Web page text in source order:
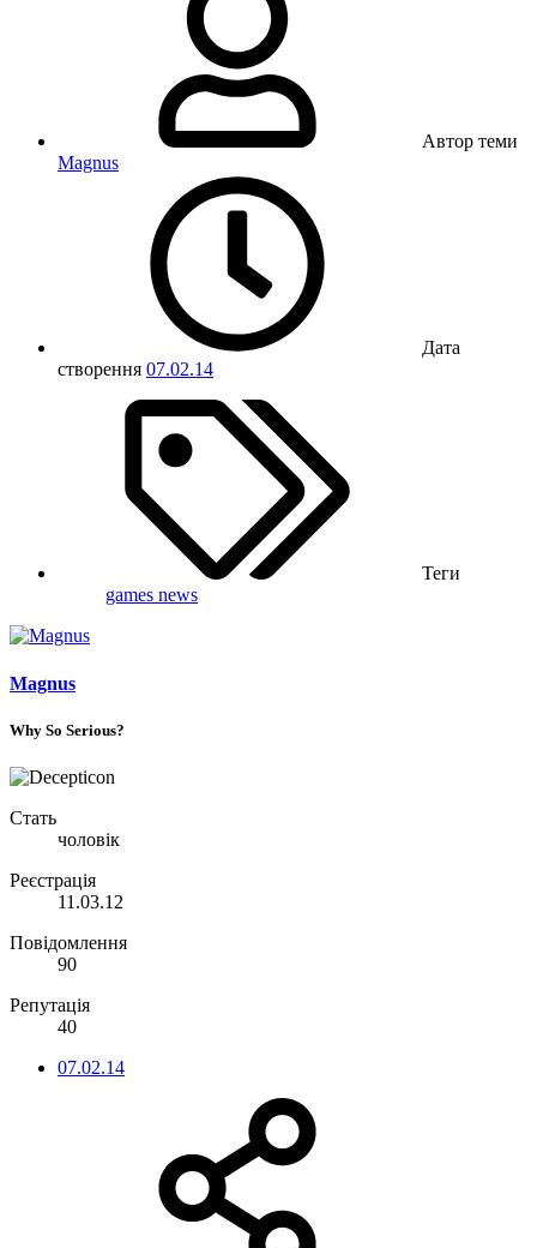
Автор теми
Magnus
Дата
створення 07.02.14
Теги
games news
Magnus
Why So Serious?
Стать
чоловік
Реєстрація
11.03.12
Повідомлення
90
Репутація
40
07.02.14